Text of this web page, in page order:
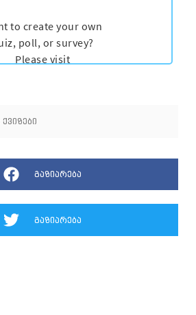
ქვიზები
გაზიარება
გაზიარება